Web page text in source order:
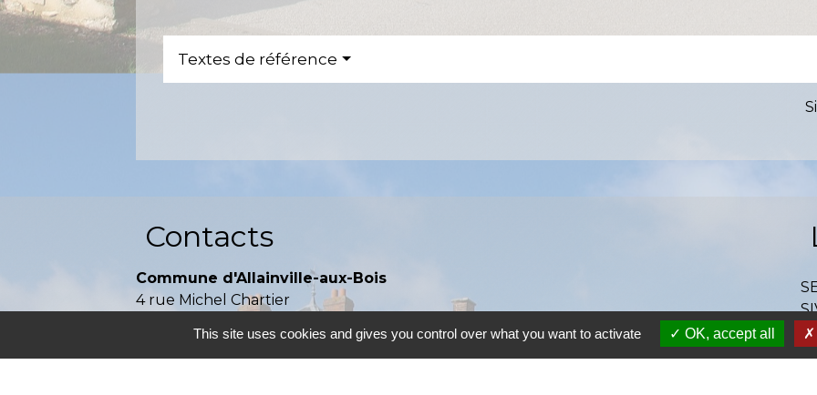
Textes de référence
Contacts
Commune d'Allainville-aux-Bois
4 rue Michel Chartier
+33 1 30 59 00 03
This site uses cookies and gives you control over what you want to activate OK, accept all